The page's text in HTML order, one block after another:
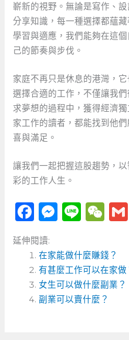
嶄新的視野。無論是寫作、
分享知識，每一種選擇都蘊
學習與適應，我們能夠在這
己的節奏與步伐。
家庭不再只是休息的港灣，
選擇合適的工作，不僅讓我
求夢想的過程中，獲得經濟
家工作的讀者，都能找到他
喜與滿足。
讓我們一起把握這股趨勢，
彩的工作人生。
F
a
c
e
b
o
M
ss
e
n
g
Li
e
W
C
h
a
t
延伸閱讀:
在家能做什麼賺錢？
有甚麼工作可以在家做
女生可以做什麼副業？
副業可以賣什麼？